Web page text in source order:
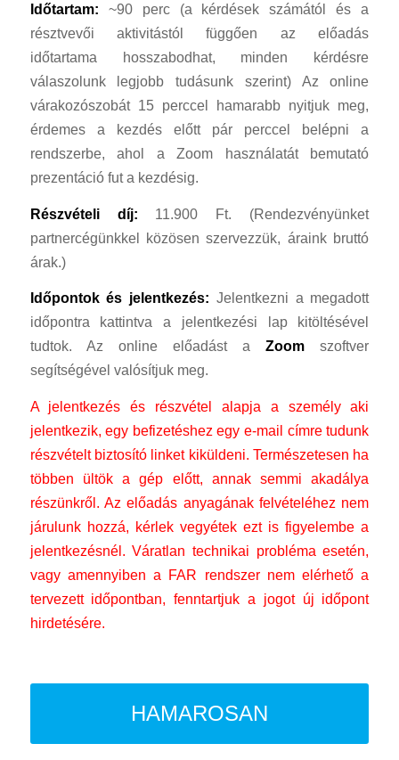
Időtartam: ~90 perc (a kérdések számától és a
résztvevői aktivitástól függően az előadás
időtartama hosszabodhat, minden kérdésre
válaszolunk legjobb tudásunk szerint) Az online
várakozószobát 15 perccel hamarabb nyitjuk meg,
érdemes a kezdés előtt pár perccel belépni a
rendszerbe, ahol a Zoom használatát bemutató
prezentáció fut a kezdésig.
Részvételi díj: 11.900 Ft. (Rendezvényünket
partnercégünkkel közösen szervezzük, áraink bruttó
árak.)
Időpontok és jelentkezés: Jelentkezni a megadott
időpontra kattintva a jelentkezési lap kitöltésével
tudtok. Az online előadást aZoom szoftver
segítségével valósítjuk meg.
A jelentkezés és részvétel alapja a személy aki
jelentkezik, egy befizetéshez egy e-mail címre tudunk
részvételt biztosító linket kiküldeni. Természetesen ha
többen ültök a gép előtt, annak semmi akadálya
részünkről. Az előadás anyagának felvételéhez nem
járulunk hozzá, kérlek vegyétek ezt is figyelembe a
jelentkezésnél. Váratlan technikai probléma esetén,
vagy amennyiben a FAR rendszer nem elérhető a
tervezett időpontban, fenntartjuk a jogot új időpont
hirdetésére.
HAMAROSAN